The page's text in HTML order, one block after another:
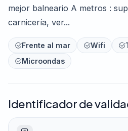
mejor balneario A metros :
carnicería, ver...
Frente al mar Wifi
Microondas
Identificador de